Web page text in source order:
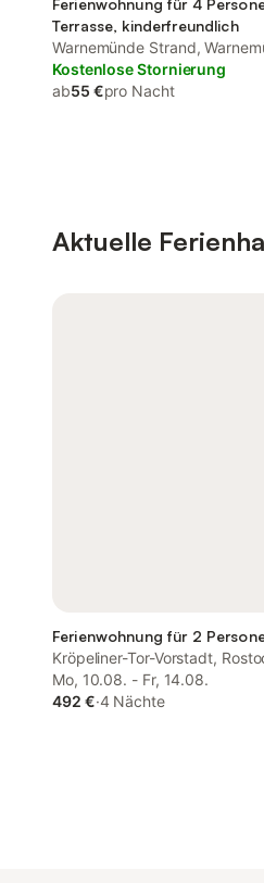
Ferienwohnung für 4
Terrasse, kinderfreundlich
Warnemünde Strand,
Kostenlose Stornierung
ab55 €pro Nacht
Aktuelle
Ferienwohnung für 2
Kröpeliner-Tor-Vorstadt,
Mo, 10.08. - Fr, 14.08.
492 €·4 Nächte